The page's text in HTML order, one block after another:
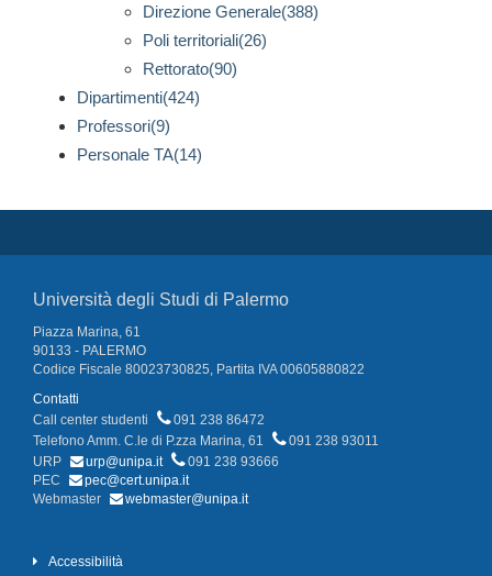
Direzione Generale(388)
Poli territoriali(26)
Rettorato(90)
Dipartimenti(424)
Professori(9)
Personale TA(14)
Università degli Studi di Palermo
Piazza Marina, 61
90133 - PALERMO
Codice Fiscale 80023730825, Partita IVA 00605880822
Contatti
Call center studenti
091 238 86472
Telefono Amm. C.le di P.zza Marina, 61
091 238 93011
URP
urp@unipa.it
091 238 93666
PEC
pec@cert.unipa.it
Webmaster
webmaster@unipa.it
Accessibilità